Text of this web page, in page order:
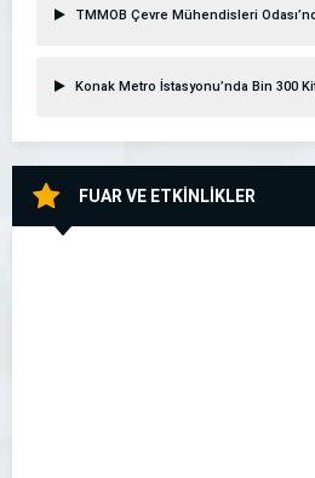
TMMOB Çevre Mühendisleri Odası’ndan Atilla Kaya’ya Sert Tepki: İzmir’in
Konak Metro İstasyonu’nda Bin 300
FUAR VE ETKİNLİKLER